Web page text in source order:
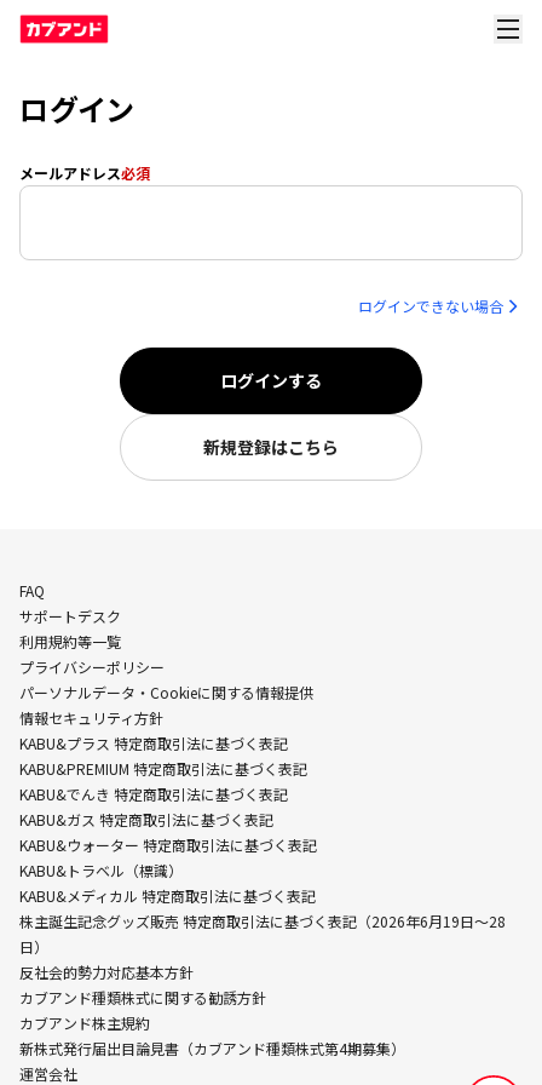
ログイン
メールアドレス必須
ログインできない場合
ログインする
新規登録はこちら
FAQ
サポートデスク
利用規約等一覧
プライバシーポリシー
パーソナルデータ・Cookieに関する情報提供
情報セキュリティ方針
KABU&プラス 特定商取引法に基づく表記
KABU&PREMIUM 特定商取引法に基づく表記
KABU&でんき 特定商取引法に基づく表記
KABU&ガス 特定商取引法に基づく表記
KABU&ウォーター 特定商取引法に基づく表記
KABU&トラベル（標識）
KABU&メディカル 特定商取引法に基づく表記
株主誕生記念グッズ販売 特定商取引法に基づく表記（2026年6月19日〜28
日）
反社会的勢力対応基本方針
カブアンド種類株式に関する勧誘方針
カブアンド株主規約
新株式発行届出目論見書（カブアンド種類株式第4期募集）
運営会社